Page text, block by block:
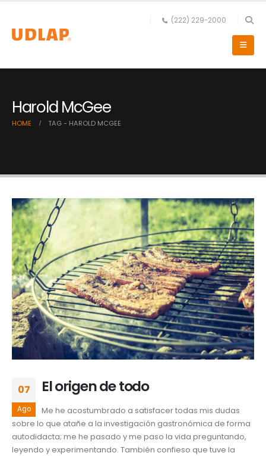
(222) 229-2000
Harold McGee
HOME TAG - HAROLD MCGEE
07
Ago
El origen de todo
Me he acostumbrado a satisfacer todas mis dudas
sobre lo que atañe a la investigación gastronómica de forma
autodidacta; me he pasado y me paso la vida preguntando,
leyendo y experimentando. También confieso que tuve la